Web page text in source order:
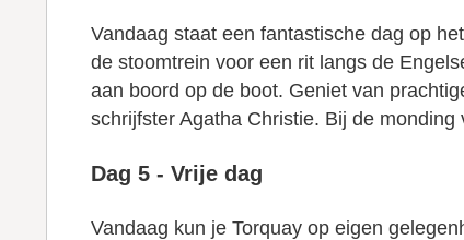
Vandaag staat een fantastische dag op
de stoomtrein voor een rit langs de
aan boord op de boot. Geniet van
schrijfster Agatha Christie. Bij de
Dag 5 - Vrije dag
Vandaag kun je Torquay op eigen